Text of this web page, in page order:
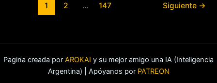
1 2 … 147 Siguiente →
Pagina creada por AROKAI y su mejor amigo una IA (Inteligencia
Argentina) | Apóyanos por PATREON